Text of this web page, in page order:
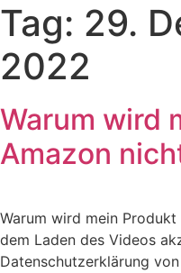
Tag: 29.
2022
Warum wird
Amazon
Warum wird mein
dem Laden des Videos
Datenschutzerklärung